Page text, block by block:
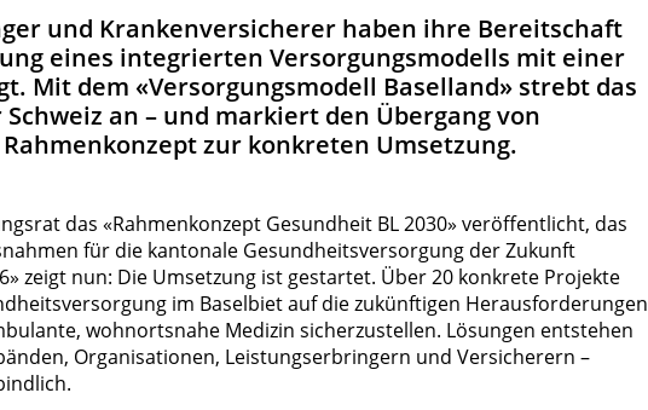
und Krankenversicherer haben ihre Bereitschaft
eines integrierten Versorgungsmodells mit einer
Mit dem «Versorgungsmodell Baselland» strebt das
an – und markiert den Übergang von
zur konkreten Umsetzung.
das «Rahmenkonzept Gesundheit BL 2030» veröffentlicht, das
für die kantonale Gesundheitsversorgung der Zukunft
zeigt nun: Die Umsetzung ist gestartet. Über 20 konkrete Projekte
im Baselbiet auf die zukünftigen Herausforderungen
wohnortsnahe Medizin sicherzustellen. Lösungen entstehen
Organisationen, Leistungserbringern und Versicherern –